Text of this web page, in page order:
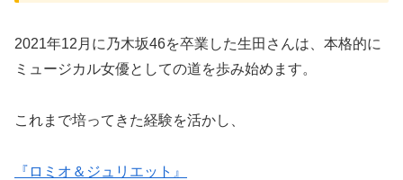
2021年12月に乃木坂46を卒業した生田さんは、本格的に
ミュージカル女優としての道を歩み始めます。
これまで培ってきた経験を活かし、
『ロミオ＆ジュリエット』